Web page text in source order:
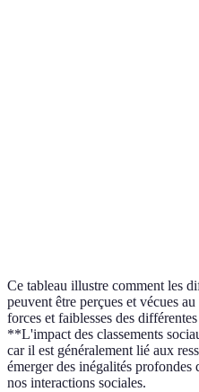
Ce tableau illustre comment les
peuvent être perçues et vécues
forces et faiblesses des
**L'impact des classements
car il est généralement lié aux
émerger des inégalités
nos interactions sociales.